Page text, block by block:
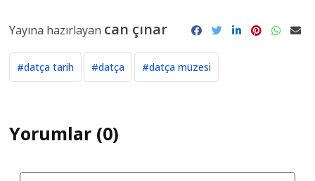
Yayına hazırlayan can çınar
#datça tarih #datça #datça müzesi
Yorumlar (0)